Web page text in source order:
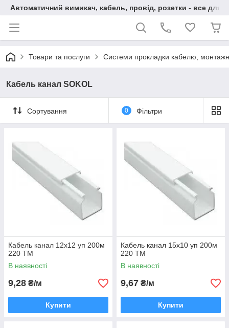
Автоматичний вимикач, кабель, провід, розетки - все для
Товари та послуги Системи прокладки кабелю,
Кабель канал SOKOL
Сортування 0 Фільтри
Кабель канал 12х12 уп 200м
220 ТМ
В наявності
9,28 ₴/м
Купити
Кабель канал 15х10 уп 200м
220 ТМ
В наявності
9,67 ₴/м
Купити